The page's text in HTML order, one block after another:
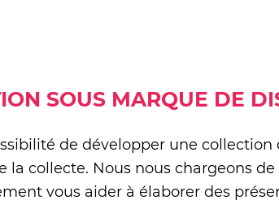
SOUS MARQUE DE
de développer une collection
collecte. Nous nous chargeons
vous aider à élaborer des